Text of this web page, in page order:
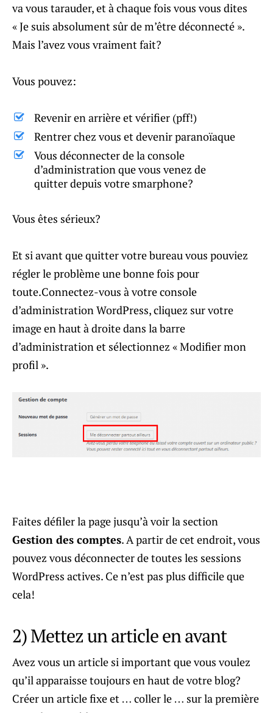
va vous tarauder, et à chaque fois vous vous dites
« Je suis absolument sûr de m’être déconnecté ».
Mais l’avez vous vraiment fait?
Vous pouvez:
Revenir en arrière et vérifier (pff!)
Rentrer chez vous et devenir paranoïaque
Vous déconnecter de la console
d’administration que vous venez de
quitter depuis votre smarphone?
Vous êtes sérieux?
Et si avant que quitter votre bureau vous pouviez
régler le problème une bonne fois pour
toute.Connectez-vous à votre console
d’administration WordPress, cliquez sur votre
image en haut à droite dans la barre
d’administration et sélectionnez « Modifier mon
profil ».
Faites défiler la page jusqu’à voir la section
Gestion des comptes. A partir de cet endroit, vous
pouvez vous déconnecter de toutes les sessions
WordPress actives. Ce n’est pas plus difficile que
cela!
2) Mettez un article en avant
Avez vous un article si important que vous voulez
qu’il apparaisse toujours en haut de votre blog?
Créer un article fixe et … coller le … sur la première